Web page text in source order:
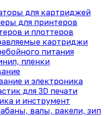
для картриджей
для принтеров
и плоттеров
картриджи
питания
пленки
и электроника
для 3D печати
и инструмент
валы, ракели, зип